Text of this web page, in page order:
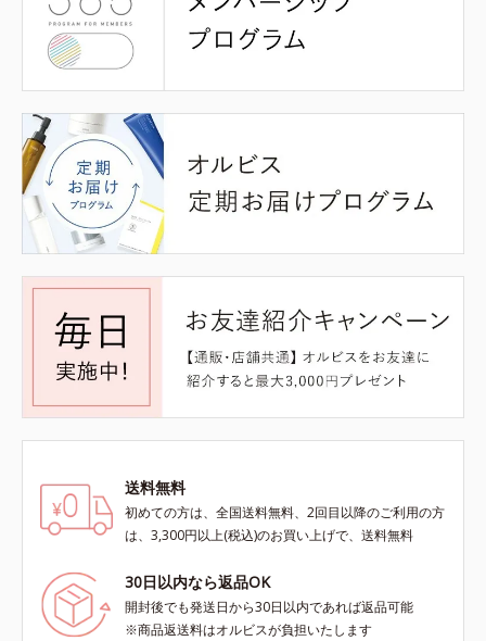
送料無料
初めての方は、全国送料無料、2回目以降のご利用の方
は、3,300円以上(税込)のお買い上げで、送料無料
30日以内なら返品OK
開封後でも発送日から30日以内であれば返品可能
※商品返送料はオルビスが負担いたします